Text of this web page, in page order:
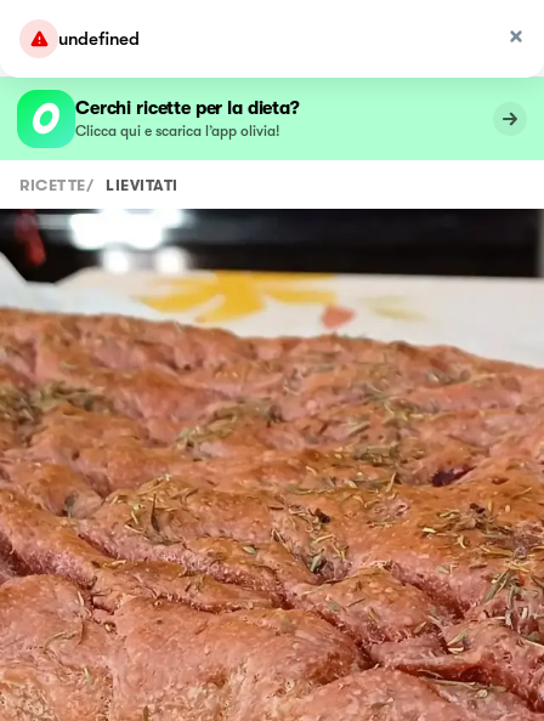
undefined
Cerchi ricette per la dieta?
Clicca qui e scarica l’app olivia!
RICETTE/ LIEVITATI